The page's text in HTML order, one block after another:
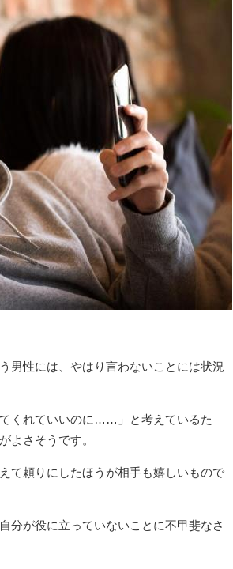
男性には、やはり言わないことには状況
くれていいのに……」と考えているた
よさそうです。
て頼りにしたほうが相手も嬉しいもので
分が役に立っていないことに不甲斐なさ